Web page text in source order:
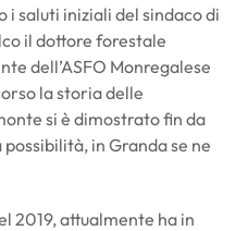
i saluti iniziali del sindaco di
il dottore forestale
dell’ASFO Monregalese
la storia delle
si è dimostrato fin da
in Granda se ne
2019, attualmente ha in